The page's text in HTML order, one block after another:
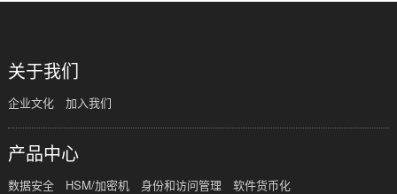
关于我们
企业文化 加入我们
产品中心
数据安全 HSM/加密机 身份和访问管理 软件货币化